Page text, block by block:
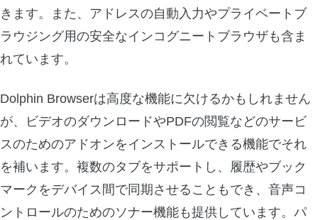
きます。また、アドレスの自動入力やプライベートブ
ラウジング用の安全なインコグニートブラウザも含ま
れています。
Dolphin Browserは高度な機能に欠けるかもしれません
が、ビデオのダウンロードやPDFの閲覧などのサービ
スのためのアドオンをインストールできる機能でそれ
を補います。複数のタブをサポートし、履歴やブック
マークをデバイス間で同期させることもでき、音声コ
ントロールのためのソナー機能も提供しています。パ